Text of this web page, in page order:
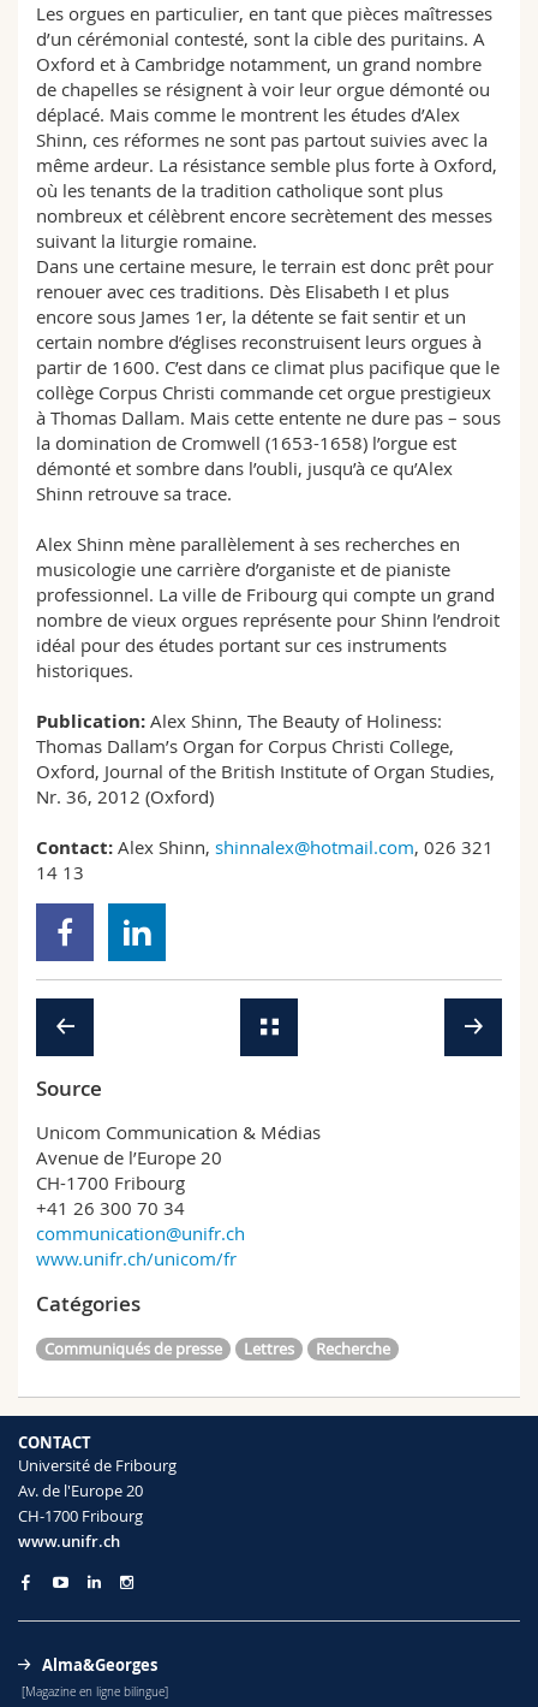
Les orgues en particulier, en tant que pièces maîtresses
d’un cérémonial contesté, sont la cible des puritains. A
Oxford et à Cambridge notamment, un grand nombre
de chapelles se résignent à voir leur orgue démonté ou
déplacé. Mais comme le montrent les études d’Alex
Shinn, ces réformes ne sont pas partout suivies avec la
même ardeur. La résistance semble plus forte à Oxford,
où les tenants de la tradition catholique sont plus
nombreux et célèbrent encore secrètement des messes
suivant la liturgie romaine.
Dans une certaine mesure, le terrain est donc prêt pour
renouer avec ces traditions. Dès Elisabeth I et plus
encore sous James 1er, la détente se fait sentir et un
certain nombre d’églises reconstruisent leurs orgues à
partir de 1600. C’est dans ce climat plus pacifique que le
collège Corpus Christi commande cet orgue prestigieux
à Thomas Dallam. Mais cette entente ne dure pas – sous
la domination de Cromwell (1653-1658) l’orgue est
démonté et sombre dans l’oubli, jusqu’à ce qu’Alex
Shinn retrouve sa trace.
Alex Shinn mène parallèlement à ses recherches en
musicologie une carrière d’organiste et de pianiste
professionnel. La ville de Fribourg qui compte un grand
nombre de vieux orgues représente pour Shinn l’endroit
idéal pour des études portant sur ces instruments
historiques.
Publication: Alex Shinn, The Beauty of Holiness:
Thomas Dallam’s Organ for Corpus Christi College,
Oxford, Journal of the British Institute of Organ Studies,
Nr. 36, 2012 (Oxford)
Contact: Alex Shinn, shinnalex@hotmail.com, 026 321
14 13
Source
Unicom Communication & Médias
Avenue de l’Europe 20
CH-1700 Fribourg
+41 26 300 70 34
communication@unifr.ch
www.unifr.ch/unicom/fr
Catégories
Communiqués de presse Lettres Recherche
CONTACT
Université de Fribourg
Av. de l'Europe 20
CH-1700 Fribourg
www.unifr.ch
Alma&Georges
[Magazine en ligne bilingue]